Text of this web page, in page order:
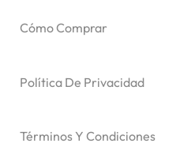
Cómo Comprar
Política De Privacidad
Términos Y Condiciones